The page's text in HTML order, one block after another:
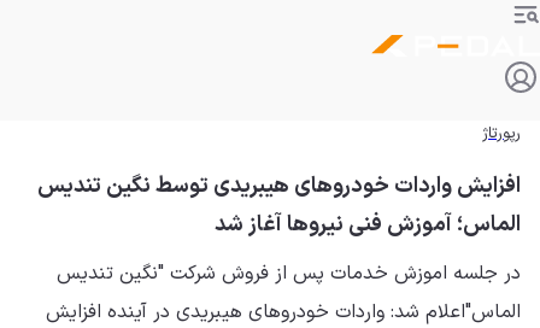
رپورتاژ
افزایش واردات خودروهای هیبریدی توسط نگین تندیس
الماس؛ آموزش فنی نیروها آغاز شد
در جلسه اموزش خدمات پس از فروش شرکت "نگین تندیس
الماس"اعلام شد: واردات خودروهای هیبریدی در آینده افزایش